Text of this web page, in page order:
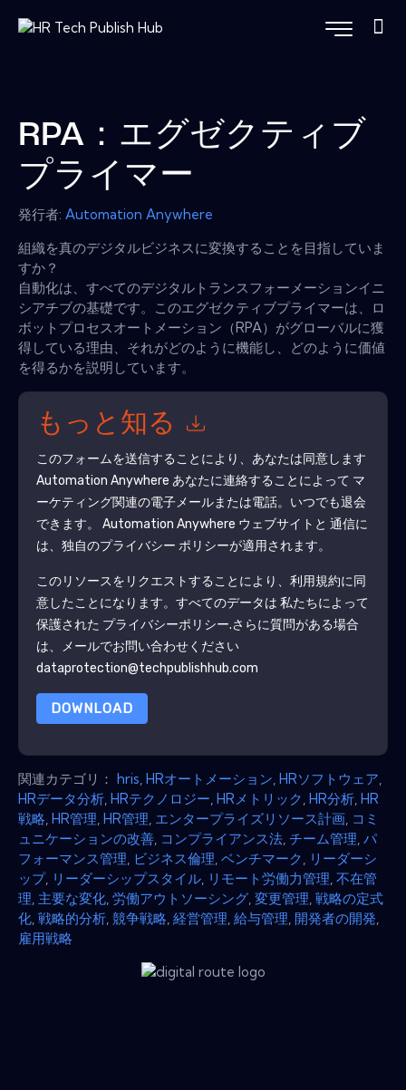
RPA：エグゼクティブ
プライマー
発行者: Automation Anywhere
組織を真のデジタルビジネスに変換することを目指していま
すか？
自動化は、すべてのデジタルトランスフォーメーションイニ
シアチブの基礎です。このエグゼクティブプライマーは、ロ
ボットプロセスオートメーション（RPA）がグローバルに獲
得している理由、それがどのように機能し、どのように価値
を得るかを説明しています。
もっと知る
このフォームを送信することにより、あなたは同意します
Automation Anywhere あなたに連絡することによって マ
ーケティング関連の電子メールまたは電話。いつでも退会
できます。 Automation Anywhere ウェブサイトと 通信に
は、独自のプライバシー ポリシーが適用されます。
このリソースをリクエストすることにより、利用規約に同
意したことになります。すべてのデータは 私たちによって
保護された プライバシーポリシー.さらに質問がある場合
は、メールでお問い合わせください
dataprotection@techpublishhub.com
DOWNLOAD
関連カテゴリ： hris HRオートメーション HRソフトウェア
HRデータ分析 HRテクノロジー HRメトリック HR分析 HR
戦略 HR管理 HR管理 エンタープライズリソース計画 コミ
ュニケーションの改善 コンプライアンス法 チーム管理 パ
フォーマンス管理 ビジネス倫理 ベンチマーク
リーダーシ
ップ, リーダーシップスタイル リモート労働力管理 不在管
理 主要な変化 労働アウトソーシング 変更管理 戦略の定式
化 戦略的分析 競争戦略 経営管理 給与管理 開発者の開発
雇用戦略